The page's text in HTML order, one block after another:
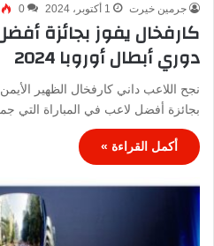
جرمين خيرت 1 أكتوبر، 2024 0
كارفخال يفوز بجائزة
دوري أبطال أوروبا 2024
نجح اللاعب داني كارفخال الظهير
بجائزة أفضل لاعب في المباراة التي
أكمل القراءة »